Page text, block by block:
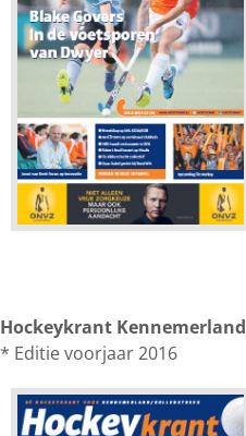
Hockeykrant Kennemerland
* Editie voorjaar 2016